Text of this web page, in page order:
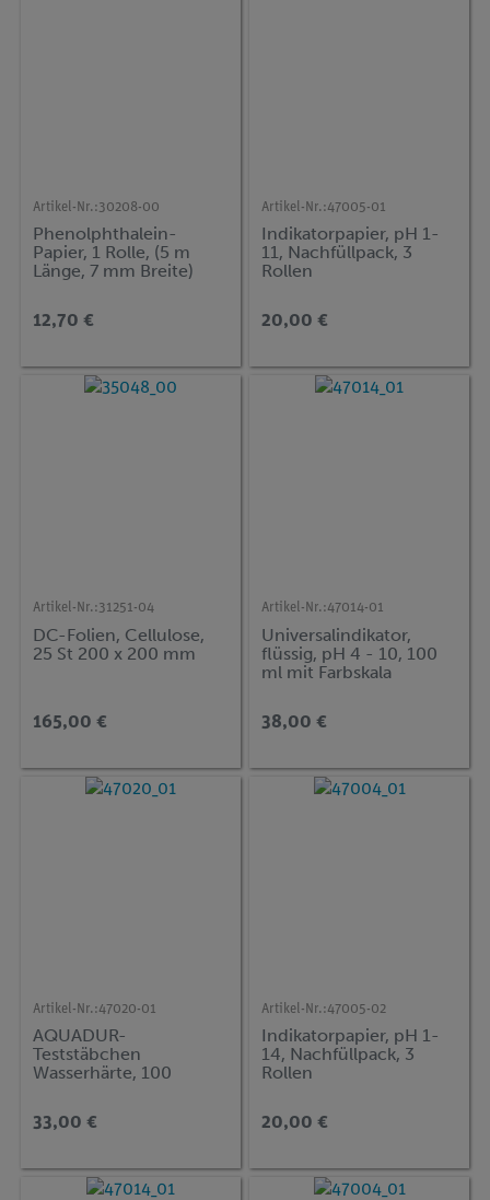
Artikel-Nr.:30208-00
Phenolphthalein-
Papier, 1 Rolle, (5 m
Länge, 7 mm Breite)
12,70 €
Artikel-Nr.:47005-01
Indikatorpapier, pH 1-
11, Nachfüllpack, 3
Rollen
20,00 €
Artikel-Nr.:31251-04
DC-Folien, Cellulose,
25 St 200 x 200 mm
165,00 €
Artikel-Nr.:47014-01
Universalindikator,
flüssig, pH 4 - 10, 100
ml mit Farbskala
38,00 €
Artikel-Nr.:47020-01
AQUADUR-
Teststäbchen
Wasserhärte, 100
33,00 €
Artikel-Nr.:47005-02
Indikatorpapier, pH 1-
14, Nachfüllpack, 3
Rollen
20,00 €